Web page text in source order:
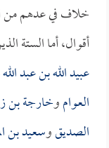
خلاف في عدهم من
أقوال، أما الستة
عبيد الله بن عبد
العواموخارجة بن
الصديقوسعيد بن